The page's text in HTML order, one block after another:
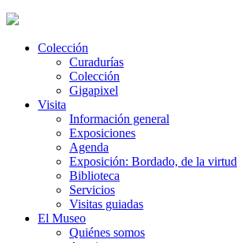
Colección
Curadurías
Colección
Gigapixel
Visita
Información general
Exposiciones
Agenda
Exposición: Bordado, de la virtud
Biblioteca
Servicios
Visitas guiadas
El Museo
Quiénes somos